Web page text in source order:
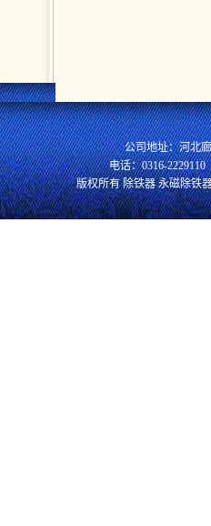
公司地址：河北
电话：0316-2229110
版权所有 除铁器 永磁除铁